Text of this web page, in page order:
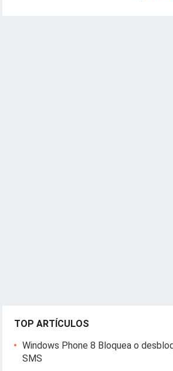
TOP ARTÍCULOS
Windows Phone 8 Bloquea o
SMS